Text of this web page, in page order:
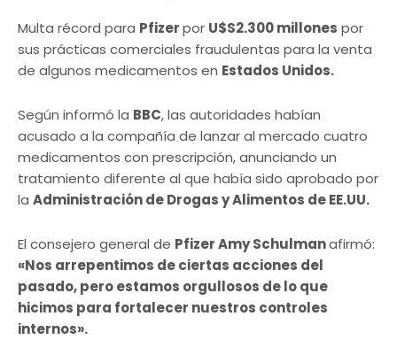
Multa récord para Pfizerpor U$S2.300 millones por
sus prácticas comerciales fraudulentas para la venta
de algunos medicamentos en Estados Unidos.
Según informó la BBC, las autoridades habían
acusado a la compañía de lanzar al mercado cuatro
medicamentos con prescripción, anunciando un
tratamiento diferente al que había sido aprobado por
la Administración de Drogas y Alimentos de EE.UU.
El consejero general de Pfizer Amy Schulmanafirmó:
«Nos arrepentimos de ciertas acciones del
pasado, pero estamos orgullosos de lo que
hicimos para fortalecer nuestros controles
internos».